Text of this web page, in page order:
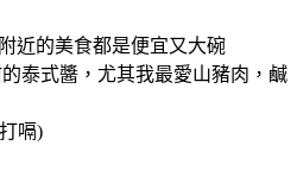
近的美食都是便宜又大碗
泰式醬，尤其我最愛山豬肉，鹹
嗝)